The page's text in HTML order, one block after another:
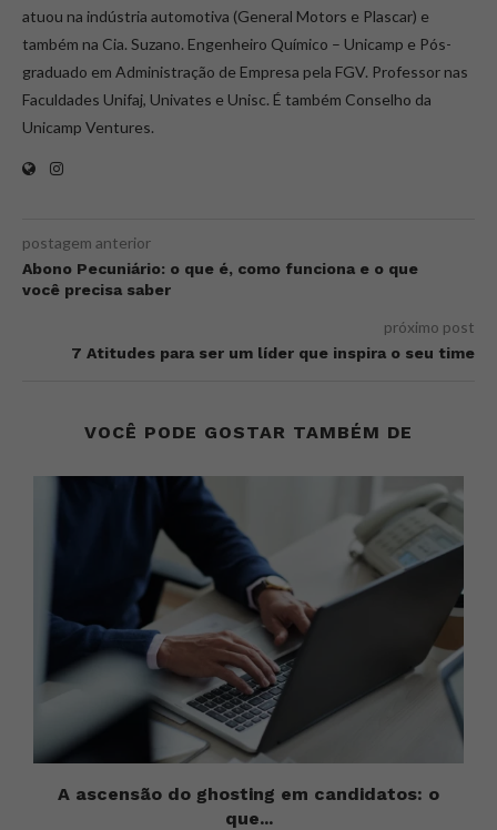
atuou na indústria automotiva (General Motors e Plascar) e
também na Cia. Suzano. Engenheiro Químico – Unicamp e Pós-
graduado em Administração de Empresa pela FGV. Professor nas
Faculdades Unifaj, Univates e Unisc. É também Conselho da
Unicamp Ventures.
postagem anterior
Abono Pecuniário: o que é, como funciona e o que
você precisa saber
próximo post
7 Atitudes para ser um líder que inspira o seu time
VOCÊ PODE GOSTAR TAMBÉM DE
A ascensão do ghosting em candidatos: o
que...